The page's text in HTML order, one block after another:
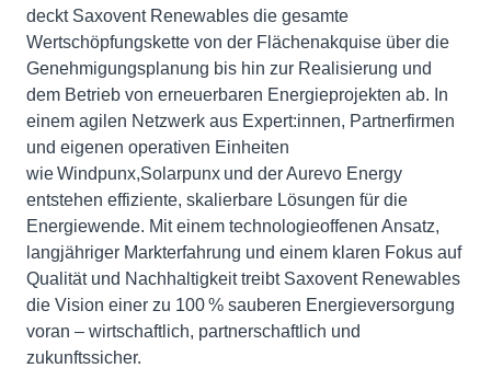
deckt Saxovent Renewables die gesamte
Wertschöpfungskette von der Flächenakquise über die
Genehmigungsplanung bis hin zur Realisierung und
dem Betrieb von erneuerbaren Energieprojekten ab. In
einem agilen Netzwerk aus Expert:innen, Partnerfirmen
und eigenen operativen Einheiten
wie Windpunx,Solarpunx und der Aurevo Energy
entstehen effiziente, skalierbare Lösungen für die
Energiewende. Mit einem technologieoffenen Ansatz,
langjähriger Markterfahrung und einem klaren Fokus auf
Qualität und Nachhaltigkeit treibt Saxovent Renewables
die Vision einer zu 100 % sauberen Energieversorgung
voran – wirtschaftlich, partnerschaftlich und
zukunftssicher.